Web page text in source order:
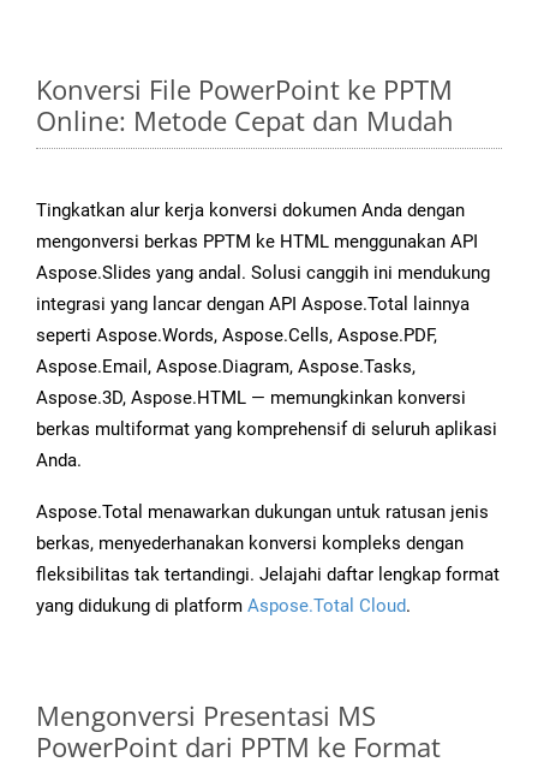
Konversi File PowerPoint ke PPTM
Online: Metode Cepat dan Mudah
Tingkatkan alur kerja konversi dokumen Anda dengan
mengonversi berkas PPTM ke HTML menggunakan API
Aspose.Slides yang andal. Solusi canggih ini mendukung
integrasi yang lancar dengan API Aspose.Total lainnya
seperti Aspose.Words, Aspose.Cells, Aspose.PDF,
Aspose.Email, Aspose.Diagram, Aspose.Tasks,
Aspose.3D, Aspose.HTML — memungkinkan konversi
berkas multiformat yang komprehensif di seluruh aplikasi
Anda.
Aspose.Total menawarkan dukungan untuk ratusan jenis
berkas, menyederhanakan konversi kompleks dengan
fleksibilitas tak tertandingi. Jelajahi daftar lengkap format
yang didukung di platform Aspose.Total Cloud.
Mengonversi Presentasi MS
PowerPoint dari PPTM ke Format